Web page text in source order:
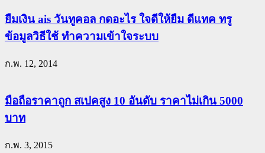
ยืมเงิน ais วันทูคอล กดอะไร ใจดีให้ยืม ดีแทค ทรู
ข้อมูลวิธีใช้ ทำความเข้าใจระบบ
ก.พ. 12, 2014
มือถือราคาถูก สเปคสูง 10 อันดับ ราคาไม่เกิน 5000
บาท
ก.พ. 3, 2015